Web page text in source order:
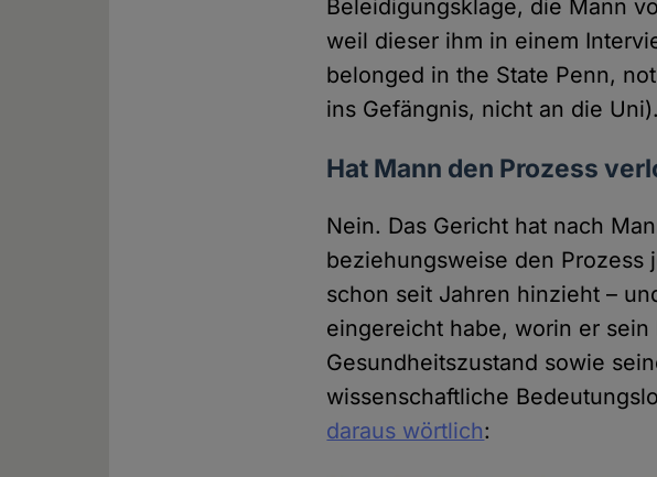
Beleidigungsklage, die Mann
weil dieser ihm in einem
belonged in the State Penn,
ins Gefängnis, nicht an die
Hat Mann den Prozess
Nein. Das Gericht hat nach
beziehungsweise den
schon seit Jahren hinzieht –
eingereicht habe, worin er
Gesundheitszustand sowie
wissenschaftliche
daraus wörtlich: